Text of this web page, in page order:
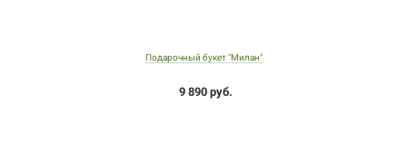
Подарочный букет "Милан"
9 890 руб.